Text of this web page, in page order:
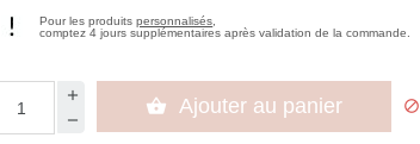
Pour les produitspersonnalisés
comptez 4 jours supplémentaires après validation de la commande.
 Ajouter au panier 